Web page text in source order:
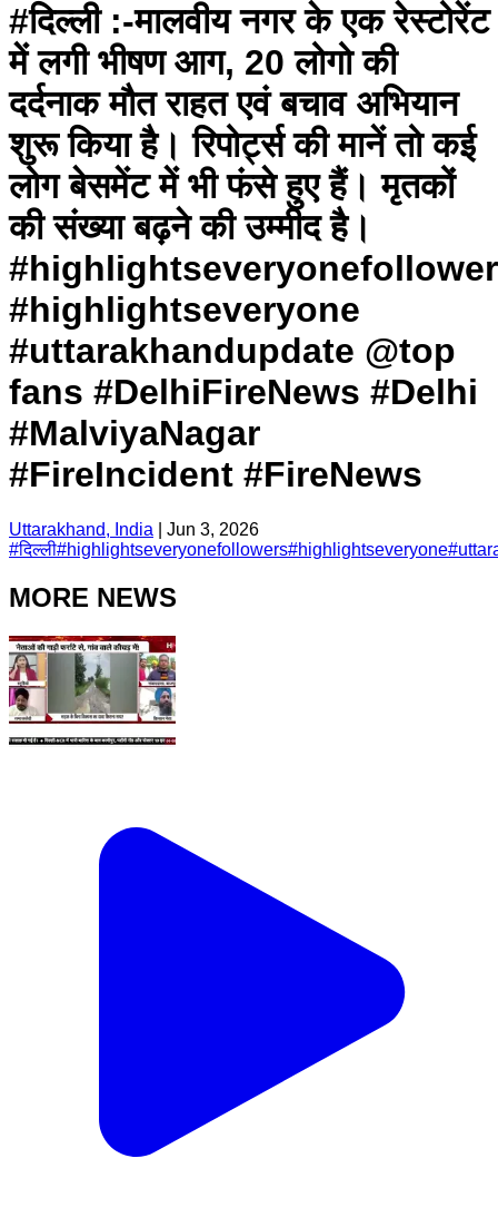
#दिल्ली :-मालवीय नगर के एक रेस्टोरेंट
में लगी भीषण आग, 20 लोगो की
दर्दनाक मौत राहत एवं बचाव अभियान
शुरू किया है। रिपोर्ट्स की मानें तो कई
लोग बेसमेंट में भी फंसे हुए हैं। मृतकों
की संख्या बढ़ने की उम्मीद है।
#highlightseveryone
#uttarakhandupdate @top
fans #DelhiFireNews #Delhi
#MalviyaNagar
#FireIncident #FireNews
Uttarakhand, India
Jun 3, 2026
#दिल्ली#highlightseveryonefollowers#highlightseveryone#
MORE NEWS